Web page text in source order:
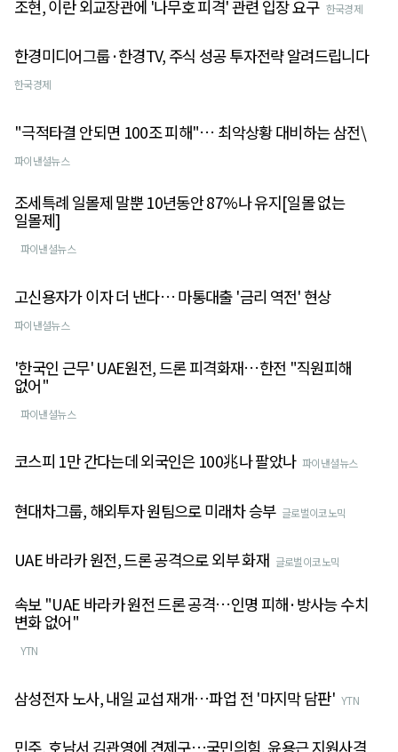
조현, 이란 외교장관에 '나무호 피격' 관련 입장 요구 한국경제
한경미디어그룹·한경TV, 주식 성공 투자전략 알려드립니다
한국경제
"극적타결 안되면 100조 피해"… 최악상황 대비하는 삼전\
파이낸셜뉴스
조세특례 일몰제 말뿐 10년동안 87%나 유지[일몰 없는
일몰제]
파이낸셜뉴스
고신용자가 이자 더 낸다… 마통대출 '금리 역전' 현상
파이낸셜뉴스
'한국인 근무' UAE원전, 드론 피격화재…한전 "직원피해
없어"
파이낸셜뉴스
코스피 1만 간다는데 외국인은 100兆나 팔았나 파이낸셜뉴스
현대차그룹, 해외투자 원팀으로 미래차 승부 글로벌이코노믹
UAE 바라카 원전, 드론 공격으로 외부 화재 글로벌이코노믹
속보 "UAE 바라카 원전 드론 공격…인명 피해·방사능 수치
변화 없어"
YTN
삼성전자 노사, 내일 교섭 재개…파업 전 '마지막 담판' YTN
민주, 호남서 김관영에 견제구…국민의힘, 윤용근 지원사격